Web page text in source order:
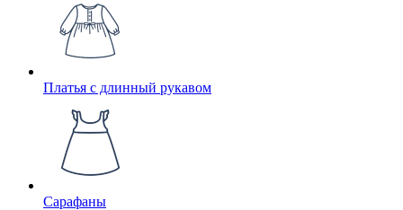
Платья с длинный рукавом
Сарафаны